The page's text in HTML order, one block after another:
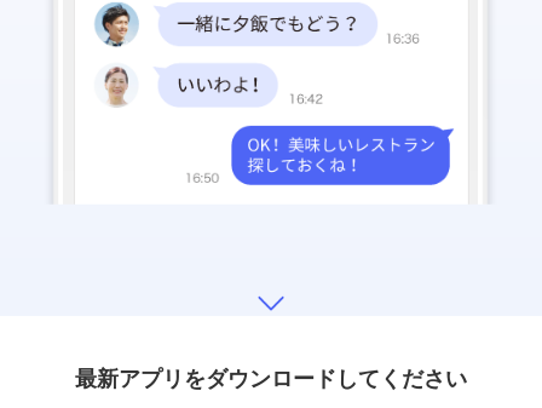
最新アプリをダウンロードしてください